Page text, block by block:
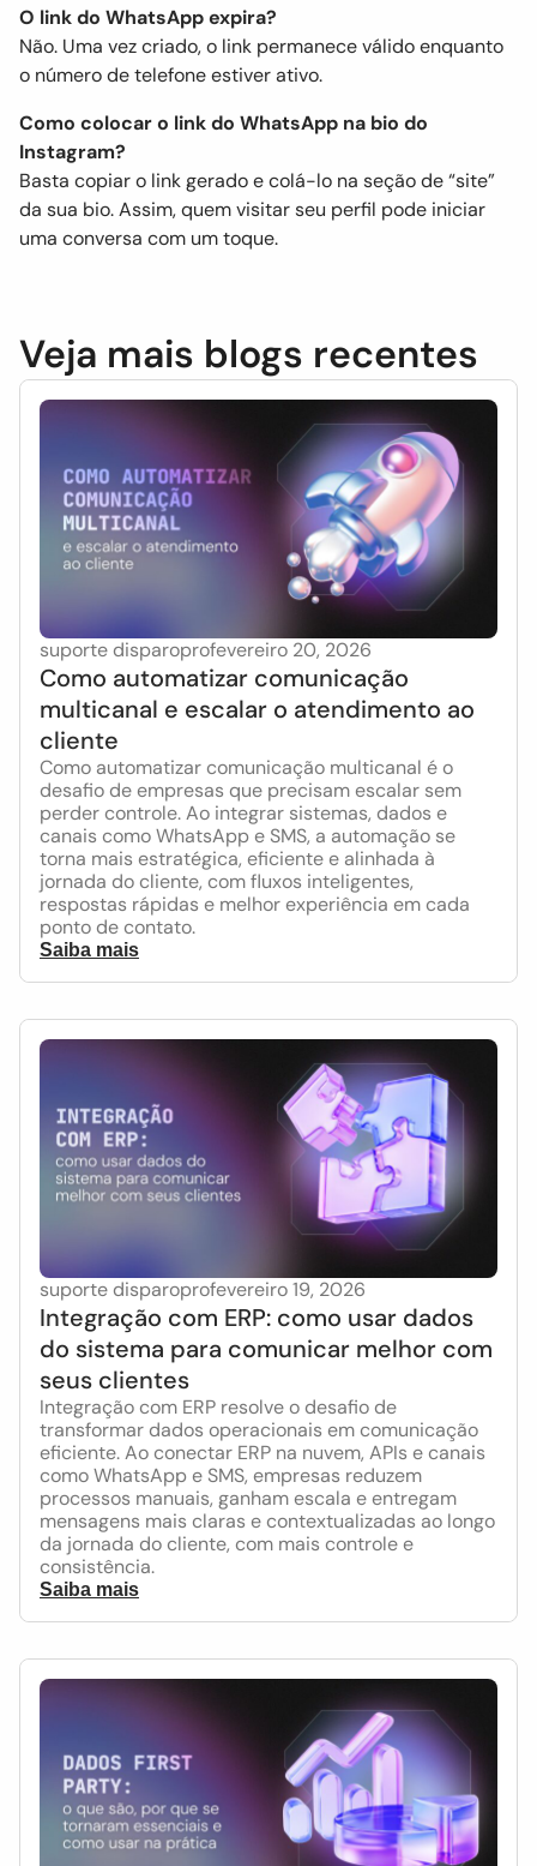
O link do WhatsApp expira?
Não. Uma vez criado, o link permanece válido enquanto
o número de telefone estiver ativo.
Como colocar o link do WhatsApp na bio do
Instagram?
Basta copiar o link gerado e colá-lo na seção de “site”
da sua bio. Assim, quem visitar seu perfil pode iniciar
uma conversa com um toque.
Veja mais blogs recentes
suporte disparoprofevereiro 20, 2026
Como automatizar comunicação
multicanal e escalar o atendimento ao
cliente
Como automatizar comunicação multicanal é o
desafio de empresas que precisam escalar sem
perder controle. Ao integrar sistemas, dados e
canais como WhatsApp e SMS, a automação se
torna mais estratégica, eficiente e alinhada à
jornada do cliente, com fluxos inteligentes,
respostas rápidas e melhor experiência em cada
ponto de contato.
Saiba mais
suporte disparoprofevereiro 19, 2026
Integração com ERP: como usar dados
do sistema para comunicar melhor com
seus clientes
Integração com ERP resolve o desafio de
transformar dados operacionais em comunicação
eficiente. Ao conectar ERP na nuvem, APIs e canais
como WhatsApp e SMS, empresas reduzem
processos manuais, ganham escala e entregam
mensagens mais claras e contextualizadas ao longo
da jornada do cliente, com mais controle e
consistência.
Saiba mais